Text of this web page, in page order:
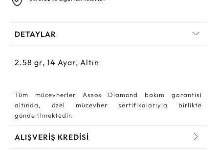
DETAYLAR
2.58 gr, 14 Ayar, Altın
Tüm mücevherler Assos Diamond bakım garantisi
altında, özel mücevher sertifikalarıyla birlikte
gönderilmektedir.
ALIŞVERİŞ KREDİSİ